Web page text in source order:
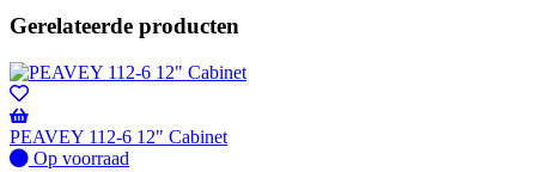
Gerelateerde producten
PEAVEY 112-6 12" Cabinet
Op
Op voorraad